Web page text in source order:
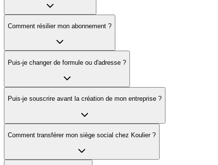
Comment résilier mon abonnement ?
Puis-je changer de formule ou d'adresse ?
Puis-je souscrire avant la création de mon entreprise ?
Comment transférer mon siège social chez Koulier ?